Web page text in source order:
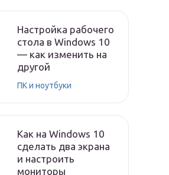
Настройка рабочего
стола в Windows 10
— как изменить на
другой
ПК и ноутбуки
Как на Windows 10
сделать два экрана
и настроить
мониторы